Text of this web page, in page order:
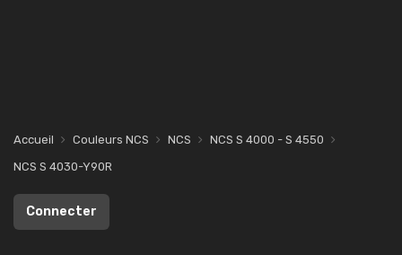
Accueil Couleurs NCS NCS
NCS S 4000 - S 4550
NCS S 4030-Y90R
Connecter